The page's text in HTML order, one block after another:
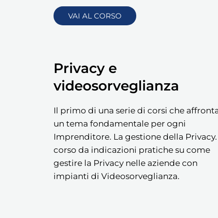
VAI AL CORSO
Privacy e
videosorveglianza
Il primo di una serie di corsi che
un tema fondamentale per ogni
Imprenditore. La gestione della Privacy.
corso da indicazioni pratiche su come
gestire la Privacy nelle aziende con
impianti di Videosorveglianza.